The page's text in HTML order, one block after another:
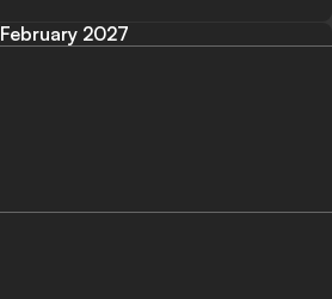
February 2027